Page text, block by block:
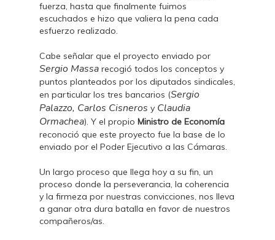
fuerza, hasta que finalmente fuimos
escuchados e hizo que valiera la pena cada
esfuerzo realizado.
Cabe señalar que el proyecto enviado por
Sergio Massa recogió todos los conceptos y
puntos planteados por los diputados sindicales,
en particular los tres bancarios (Sergio
Palazzo, Carlos Cisnerosy Claudia
Ormachea). Y el propioMinistro de Economía
reconoció que este proyecto fue la base de lo
enviado por el Poder Ejecutivo a las Cámaras.
Un largo proceso que llega hoy a su fin, un
proceso donde la perseverancia, la coherencia
y la firmeza por nuestras convicciones, nos lleva
a ganar otra dura batalla en favor de nuestros
compañeros/as.